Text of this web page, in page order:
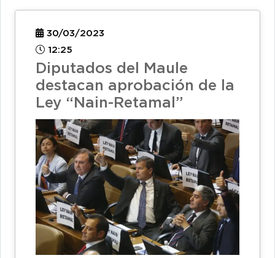
30/03/2023
12:25
Diputados del Maule
destacan aprobación de la
Ley “Nain-Retamal”